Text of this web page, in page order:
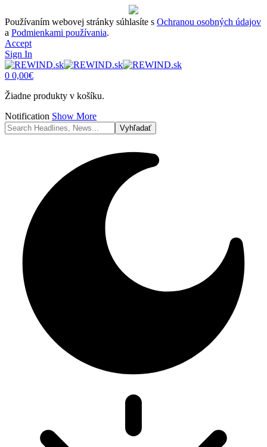
Používaním webovej stránky súhlasíte s Ochranou osobných údajov
a Podmienkami používania.
Accept
Sign In
0 0,00€
Žiadne produkty v košíku.
Notification Show More